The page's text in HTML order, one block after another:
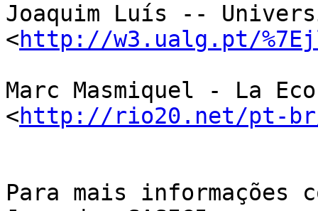
Joaquim Luís --
<http://w3.ualg.pt/
Marc Masmiquel - La
<http://rio20.net/pt-br/
Para mais